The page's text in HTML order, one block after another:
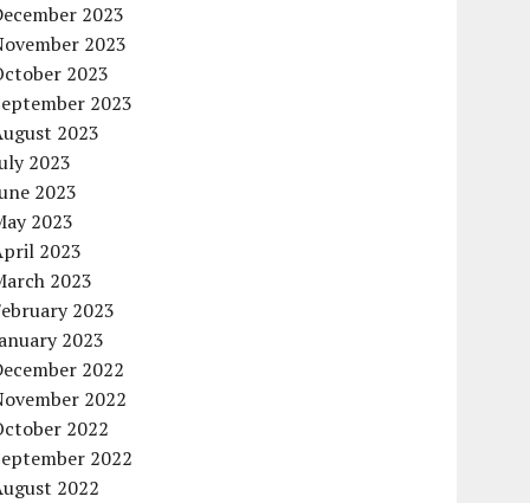
2023
2023
2023
2023
2023
2023
2023
2023
2023
2023
2023
2023
2022
2022
2022
2022
2022